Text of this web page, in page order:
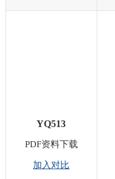
YQ513
PDF资料下载
加入对比